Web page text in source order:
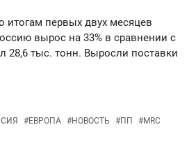
итогам первых двух месяцев
вырос на 33% в сравнении с
28,6 тыс. тонн. Выросли поставки
#ЕВРОПА #НОВОСТЬ #ПП #MRC